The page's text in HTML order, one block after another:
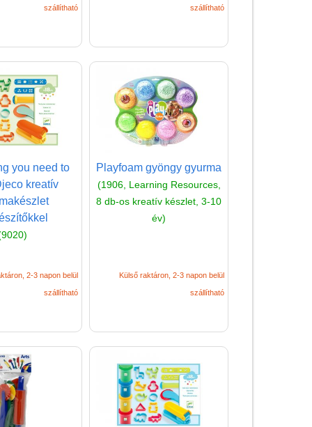
szállítható szállítható
you need to
kreatív
2-3 napon belül
szállítható
Playfoam gyöngy gyurma
(1906, Learning Resources,
8 db-os kreatív készlet, 3-10
év)
Külső raktáron, 2-3 napon belül
szállítható
matricákkal
Logikai játékok
LOGICO
LÜK
Magyar játékok
Montessori játékok
Mozgásfejlesztő játékok
Pasztell játékok
Puzzle
Spiegelburg játékok
Strandjátékok